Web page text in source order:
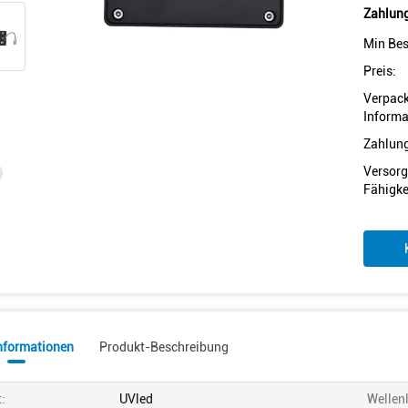
Min
Preis:
Produkt-Beschreibung
UVled